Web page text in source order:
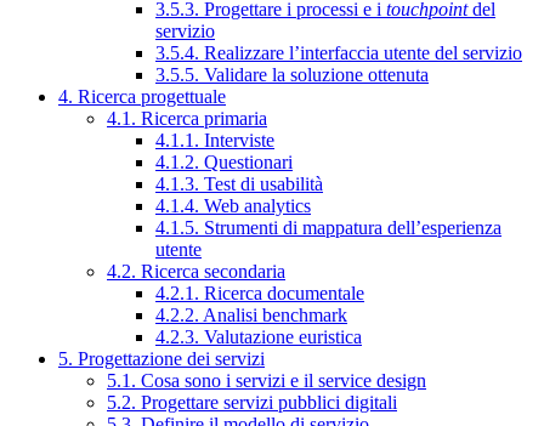
3.5.3. Progettare i processi e i touchpointdel
servizio
3.5.4. Realizzare l’interfaccia utente del servizio
3.5.5. Validare la soluzione ottenuta
4. Ricerca progettuale
4.1. Ricerca primaria
4.1.1. Interviste
4.1.2. Questionari
4.1.3. Test di usabilità
4.1.4. Web analytics
4.1.5. Strumenti di mappatura dell’esperienza
utente
4.2. Ricerca secondaria
4.2.1. Ricerca documentale
4.2.2. Analisi benchmark
4.2.3. Valutazione euristica
5. Progettazione dei servizi
5.1. Cosa sono i servizi e il service design
5.2. Progettare servizi pubblici digitali